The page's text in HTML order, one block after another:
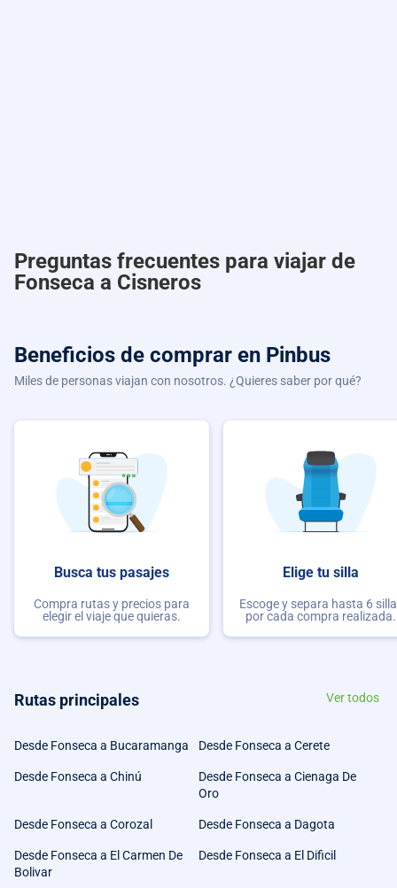
Preguntas frecuentes para viajar de
Fonseca a Cisneros
Beneficios de comprar en Pinbus
Miles de personas viajan con nosotros. ¿Quieres saber por qué?
Busca tus pasajes
Compra rutas y precios para
elegir el viaje que quieras.
Elige tu silla
Escoge y separa hasta 6
por cada compra realizada.
Rutas principales Ver todos
Desde Fonseca a Bucaramanga Desde Fonseca a Cerete
Desde Fonseca a Chinú
Desde Fonseca a Cienaga De
Oro
Desde Fonseca a Corozal Desde Fonseca a Dagota
Desde Fonseca a El Carmen De
Bolivar
Desde Fonseca a El Dificil